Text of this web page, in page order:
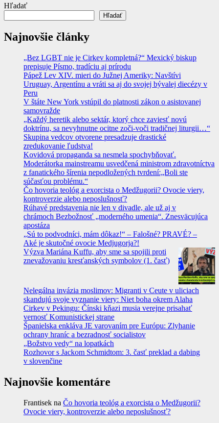
Hľadať
Hľadať
Najnovšie články
„Bez LGBT nie je Cirkev kompletná?“ Mexický biskup
prepisuje Písmo, tradíciu aj prírodu
Pápež Lev XIV. mieri do Južnej Ameriky: Navštívi
Uruguay, Argentínu a vráti sa aj do svojej bývalej diecézy v
Peru
V štáte New York vstúpil do platnosti zákon o asistovanej
samovražde
„Každý heretik alebo sektár, ktorý chce zaviesť novú
doktrínu, sa nevyhnutne ocitne zoči-voči tradičnej liturgii…“
Skupina vedcov otvorene presadzuje drastické
zredukovanie ľudstva!
Kovidová propaganda sa nesmela spochybňovať.
Moderátorka mainstreamu usvedčená ministrom zdravotníctva
z fanatického šírenia nepodložených tvrdení:„Boli ste
súčasťou problému.“
Čo hovoria teológ a exorcista o Medžugorii? Ovocie viery,
kontroverzie alebo neposlušnosť?
Rúhavé predstavenia nie len v divadle, ale už aj v
chrámoch Bezbožnosť „moderného umenia“. Znesväcujúca
apostáza
„Sú to podvodníci, mám dôkaz!“ – Falošné? PRAVÉ? –
Aké je skutočné ovocie Medjugorja?!
Výzva Mariána Kuffu, aby sme sa spojili proti
znevažovaniu kresťanských symbolov (1. časť)
Nelegálna invázia moslimov: Migranti v Ceute v uliciach
skandujú svoje vyznanie viery: Niet boha okrem Alaha
Cirkev v Pekingu: Čínski kňazi musia verejne prisahať
vernosť Komunistickej strane
Španielska enkláva JE varovaním pre Európu: Zlyhanie
ochrany hraníc a bezradnosť socialistov
„Božstvo vedy“ na lopatkách
Rozhovor s Jackom Schmidtom: 3. časť preklad a dabing
v slovenčine
Najnovšie komentáre
Frantisek na Čo hovoria teológ a exorcista o Medžugorii?
Ovocie viery, kontroverzie alebo neposlušnosť?